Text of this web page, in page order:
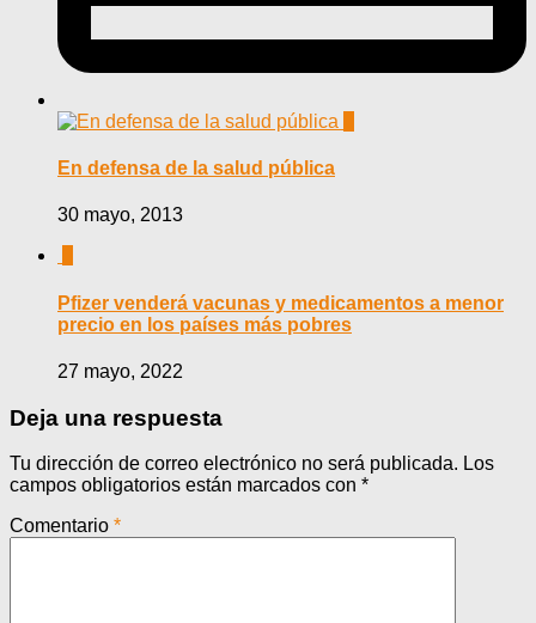
En defensa de la salud pública
30 mayo, 2013
Pfizer venderá vacunas y medicamentos a menor
precio en los países más pobres
27 mayo, 2022
Deja una respuesta
Tu dirección de correo electrónico no será publicada. Los
campos obligatorios están marcados con *
Comentario *